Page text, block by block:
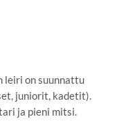
leiri on suunnattu
juniorit, kadetit).
ja pieni mitsi.